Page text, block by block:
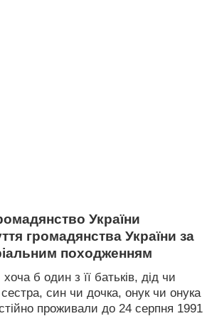
України
громадянства України за
походженням
б один з її батьків, дід чи
син чи дочка, онук чи онука
проживали до 24 серпня 1991